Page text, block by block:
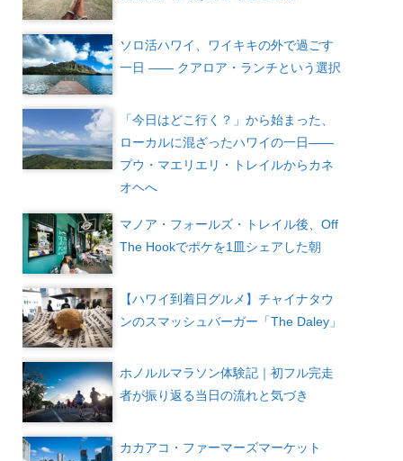
ソロ活ハワイ、ワイキキの外で過ごす
一日 —— クアロア・ランチという選択
「今日はどこ行く？」から始まった、
ローカルに混ざったハワイの一日――
プウ・マエリエリ・トレイルからカネ
オヘへ
マノア・フォールズ・トレイル後、Off
The Hookでポケを1皿シェアした朝
【ハワイ到着日グルメ】チャイナタウ
ンのスマッシュバーガー「The Daley」
ホノルルマラソン体験記｜初フル完走
者が振り返る当日の流れと気づき
カカアコ・ファーマーズマーケット